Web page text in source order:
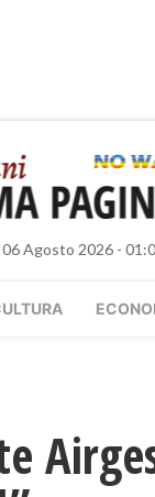
Agosto 2026 -